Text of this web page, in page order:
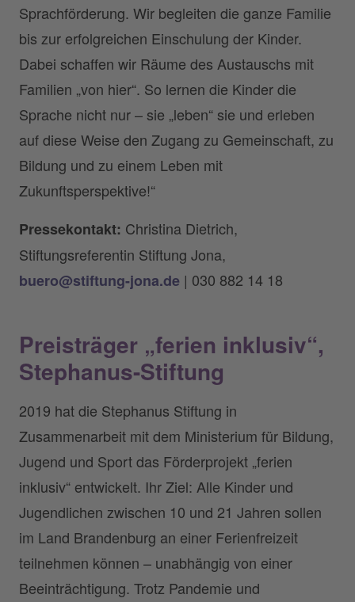
Sprachförderung. Wir begleiten die ganze Familie
bis zur erfolgreichen Einschulung der Kinder.
Dabei schaffen wir Räume des Austauschs mit
Familien „von hier“. So lernen die Kinder die
Sprache nicht nur – sie „leben“ sie und erleben
auf diese Weise den Zugang zu Gemeinschaft, zu
Bildung und zu einem Leben mit
Zukunftsperspektive!“
Pressekontakt: Christina Dietrich,
Stiftungsreferentin Stiftung Jona,
buero@stiftung-jona.de | 030 882 14 18
Preisträger „ferien inklusiv“,
Stephanus-Stiftung
2019 hat die Stephanus Stiftung in
Zusammenarbeit mit dem Ministerium für Bildung,
Jugend und Sport das Förderprojekt „ferien
inklusiv“ entwickelt. Ihr Ziel: Alle Kinder und
Jugendlichen zwischen 10 und 21 Jahren sollen
im Land Brandenburg an einer Ferienfreizeit
teilnehmen können – unabhängig von einer
Beeinträchtigung. Trotz Pandemie und